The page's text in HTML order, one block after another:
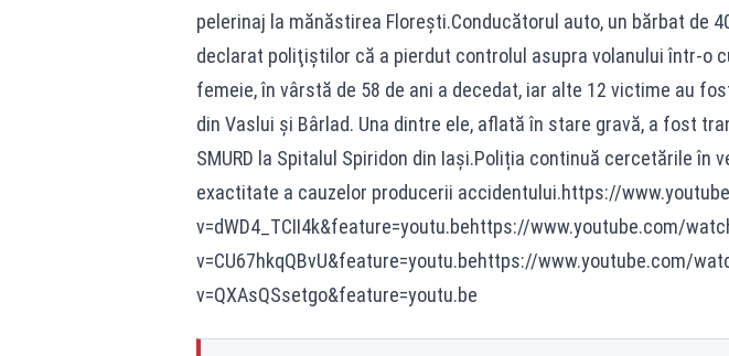
pelerinaj la mănăstirea Floreşti.Conducătorul auto, un bărbat de
declarat poliţiştilor că a pierdut controlul asupra volanului într-o
femeie, în vârstă de 58 de ani a decedat, iar alte 12 victime au
din Vaslui și Bârlad. Una dintre ele, aflată în stare gravă, a fost
SMURD la Spitalul Spiridon din Iaşi.Poliția continuă cercetările în
exactitate a cauzelor producerii accidentului.https://
v=dWD4_TCII4k&feature=youtu.behttps://www.youtube.com/
v=CU67hkqQBvU&feature=youtu.behttps://www.youtube.com/
v=QXAsQSsetgo&feature=youtu.be